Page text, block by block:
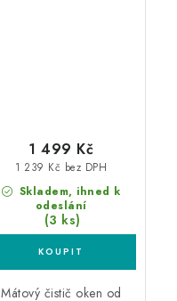
Skladem, ihned k
odeslání
(3 ks)
1 239 Kč bez DPH
1 499 Kč
Mátový čistič oken od